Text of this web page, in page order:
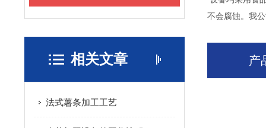
相关文章
法式薯条加工工艺
不会腐蚀。我
产